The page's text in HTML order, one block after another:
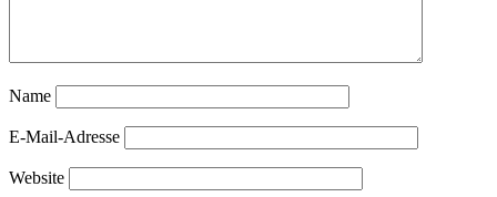
Name
E-Mail-Adresse
Website